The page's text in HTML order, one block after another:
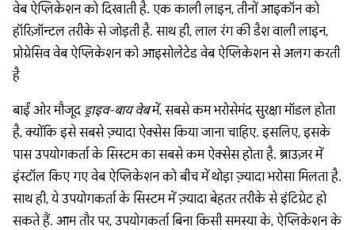
बाईं ओर मौजूद ड्राइव-बाय वेबमें, सबसे कम भरोसेमंद सुरक्षा मॉडल होता
है, क्योंकि इसे सबसे ज़्यादा ऐक्सेस किया जाना चाहिए. इसलिए, इसके
पास उपयोगकर्ता के सिस्टम का सबसे कम ऐक्सेस होता है. ब्राउज़र में
इंस्टॉल किए गए वेब ऐप्लिकेशन को बीच में थोड़ा ज़्यादा भरोसा मिलता है.
साथ ही, ये उपयोगकर्ता के सिस्टम में ज़्यादा बेहतर तरीके से इंटिग्रेट हो
सकते हैं. आम तौर पर, उपयोगकर्ता बिना किसी समस्या के, ऐप्लिकेशन के